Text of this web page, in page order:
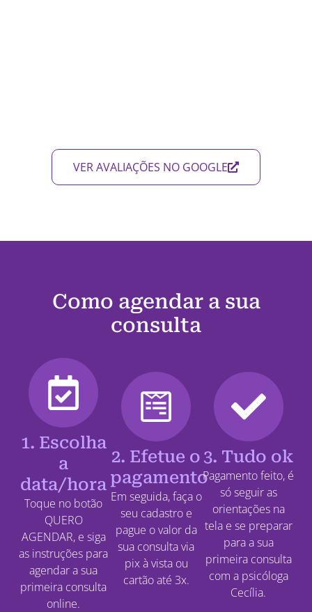
VER AVALIAÇÕES NO GOOGLE
Como agendar a sua
consulta
1. Escolha
a
data/hora
Toque no botão
QUERO
AGENDAR, e siga
as instruções para
agendar a sua
primeira consulta
online.
2. Efetue o
pagamento
Em seguida, faça o
seu cadastro e
pague o valor da
sua consulta via
pix à vista ou
cartão até 3x.
3. Tudo ok
Pagamento feito, é
só seguir as
orientações na
tela e se preparar
para a sua
primeira consulta
com a psicóloga
Cecília.